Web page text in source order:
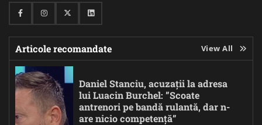
FacebookInstagramTwitterLinkedin
Articole recomandate View All
Daniel Stanciu, acuzații la adresa
lui Luacin Burchel: ”Scoate
antrenori pe bandă rulantă, dar n-
are nicio competență”